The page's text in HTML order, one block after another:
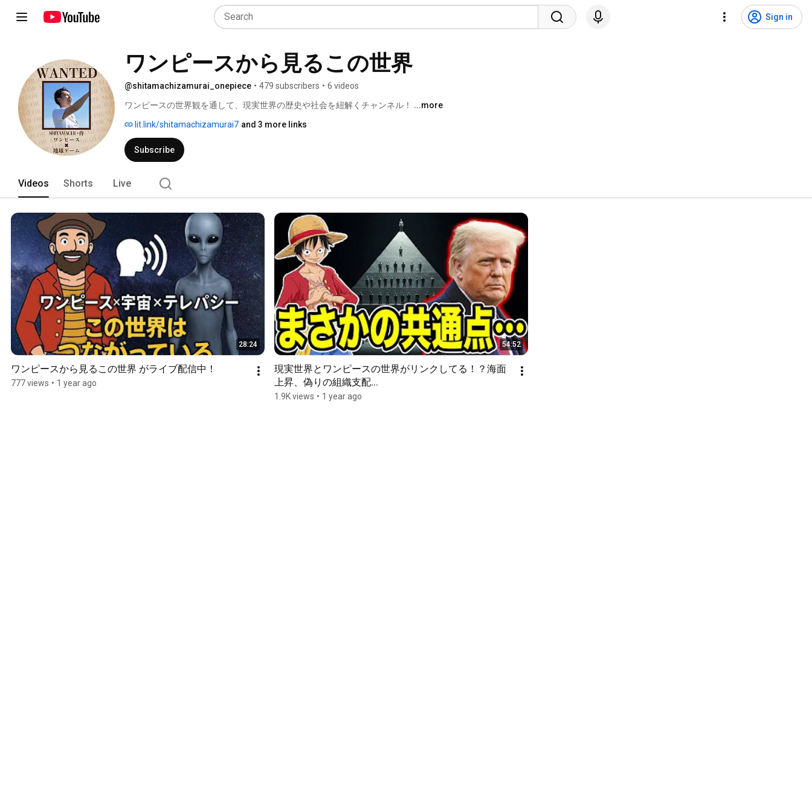
Sign in
ワンピースから見るこの世界
@shitamachizamurai_onepiece • 479 subscribers • 6 videos
ワンピースの世界観を通して、現実世界の歴史や社会を紐解くチャンネル！ ...more
lit.link/shitamachizamurai7 and 3 more links
Subscribe
Videos Shorts Live
28:24
ワンピースから見るこの世界 がライブ配信中！
777 views • 1 year ago
54:52
現実世界とワンピースの世界がリンクしてる！？海面
上昇、偽りの組織支配...
1.9K views • 1 year ago